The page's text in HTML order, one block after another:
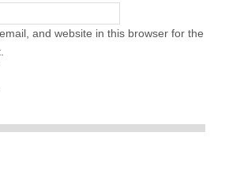
and website in this browser for the